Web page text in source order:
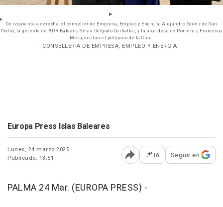
De izquierda a derecha, el conseller de Empresa, Empleo y Energía, Alejandro Sáenz de San
Pedro, la gerente de ADR Balears, Silvia Delgado Carballar, y la alcaldesa de Porreres, Francisca
Mora, visitan el polígono de la Creu.
- CONSELLERIA DE EMPRESA, EMPLEO Y ENERGÍA
Europa Press Islas Baleares
Lunes, 24 marzo 2025
Publicado: 13:51
Abrir opciones para
IA Seguir en
PALMA 24 Mar. (EUROPA PRESS) -